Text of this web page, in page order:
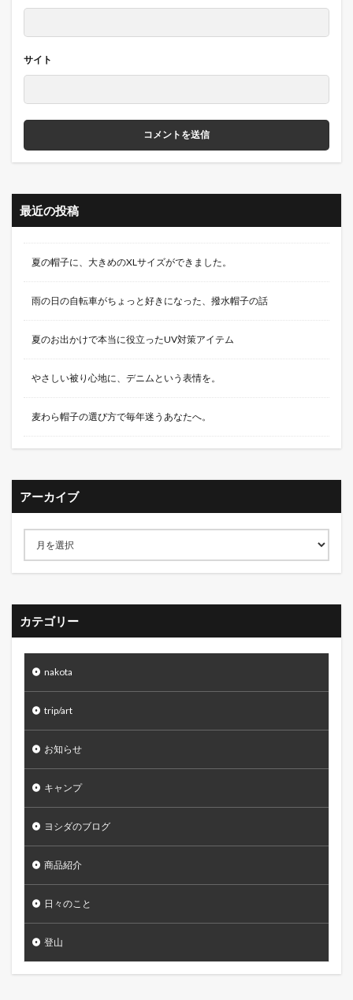
サイト
最近の投稿
夏の帽子に、大きめのXLサイズができました。
雨の日の自転車がちょっと好きになった、撥水帽子の話
夏のお出かけで本当に役立ったUV対策アイテム
やさしい被り心地に、デニムという表情を。
麦わら帽子の選び方で毎年迷うあなたへ。
アーカイブ
カテゴリー
nakota
trip/art
お知らせ
キャンプ
ヨシダのブログ
商品紹介
日々のこと
登山